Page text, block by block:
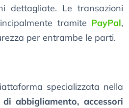
dettagliate. Le transazioni
tramite PayPal,
per entrambe le parti.
specializzata nella
abbigliamento, accessori